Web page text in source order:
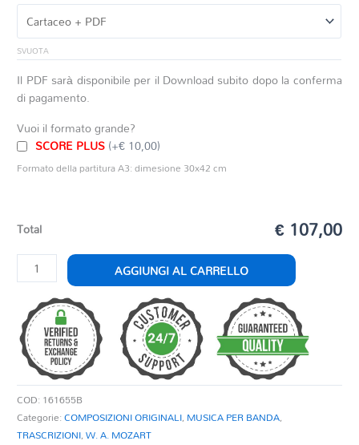
SVUOTA
Il PDF sarà disponibile per il Download subito dopo la conferma
di pagamento.
Vuoi il formato grande?
SCORE PLUS(+€ 10,00)
Formato della partitura A3: dimesione 30x42 cm
Total € 107,00
AMADEUS
2.0
quantità
AGGIUNGI AL CARRELLO
COD: 161655B
Categorie:COMPOSIZIONI ORIGINALI, MUSICA PER BANDA,
TRASCRIZIONI,W. A. MOZART